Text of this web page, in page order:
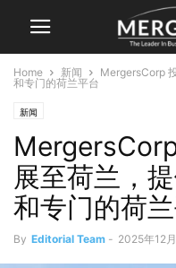
Home 新闻
MergersCorp
和专门的荷兰平台
新闻
展至荷兰，
和专门的荷
By Editorial Team - 2025年12